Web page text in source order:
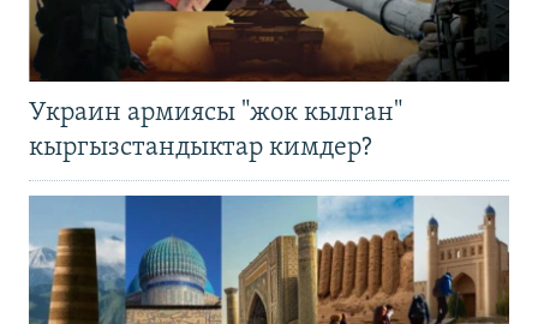
Украин армиясы "жок кылган"
кыргызстандыктар кимдер?